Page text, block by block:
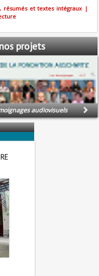
résumés et textes intégraux |
projets
audiovisuels